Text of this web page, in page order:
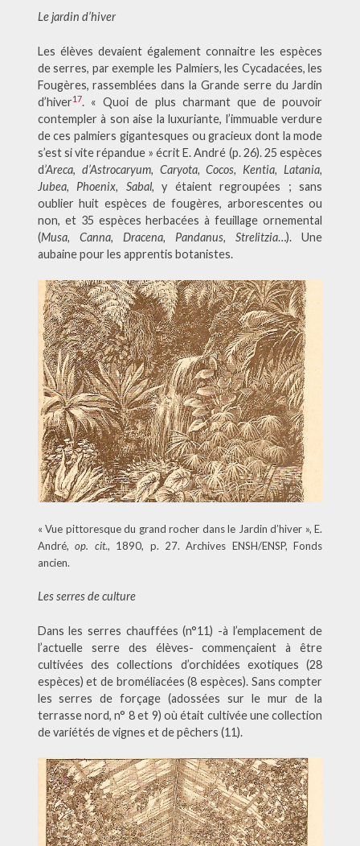
Le jardin d’hiver
Les élèves devaient également connaitre les espèces
de serres, par exemple les Palmiers, les Cycadacées, les
Fougères, rassemblées dans la Grande serre du Jardin
d’hiver17. « Quoi de plus charmant que de pouvoir
contempler à son aise la luxuriante, l’immuable verdure
de ces palmiers gigantesques ou gracieux dont la mode
s’est si vite répandue » écrit E. André (p. 26). 25 espèces
d’Areca, d’Astrocaryum, Caryota, Cocos, Kentia, Latania,
Jubea, Phoenix, Sabal, y étaient regroupées ; sans
oublier huit espèces de fougères, arborescentes ou
non, et 35 espèces herbacées à feuillage ornemental
(Musa, Canna, Dracena, Pandanus, Strelitzia…). Une
aubaine pour les apprentis botanistes.
« Vue pittoresque du grand rocher dans le Jardin d’hiver », E.
André,op. cit., 1890, p. 27. Archives ENSH/ENSP, Fonds
ancien.
Les serres de culture
Dans les serres chauffées (n°11) -à l’emplacement de
l’actuelle serre des élèves- commençaient à être
cultivées des collections d’orchidées exotiques (28
espèces) et de broméliacées (8 espèces). Sans compter
les serres de forçage (adossées sur le mur de la
terrasse nord, n° 8 et 9) où était cultivée une collection
de variétés de vignes et de pêchers (11).